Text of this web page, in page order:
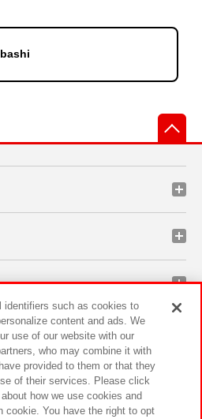
ナビリティ サイトポリシー
identifiers such as cookies to
content and ads. We
use of our website with our
who may combine it with
provided to them or that they
of their services. Please click
how we use cookies and
cookie. You have the right to opt